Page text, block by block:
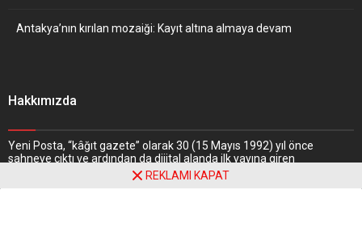
Antakya’nın kırılan mozaiği: Kayıt altına almaya devam
Hakkımızda
Yeni Posta, “kâğıt gazete” olarak 30 (15 Mayıs 1992) yıl önce
sahneye çıktı ve ardından da dijital alanda ilk yayına giren
gazetelerden biri oldu. Nitekim, haber portalı “
adresiyle 1997 yılında web dünyasındaki yerini aldı.
REKLAMI KAPAT